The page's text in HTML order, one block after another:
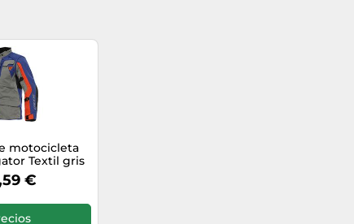
motocicleta
Textil gris
naranja
€